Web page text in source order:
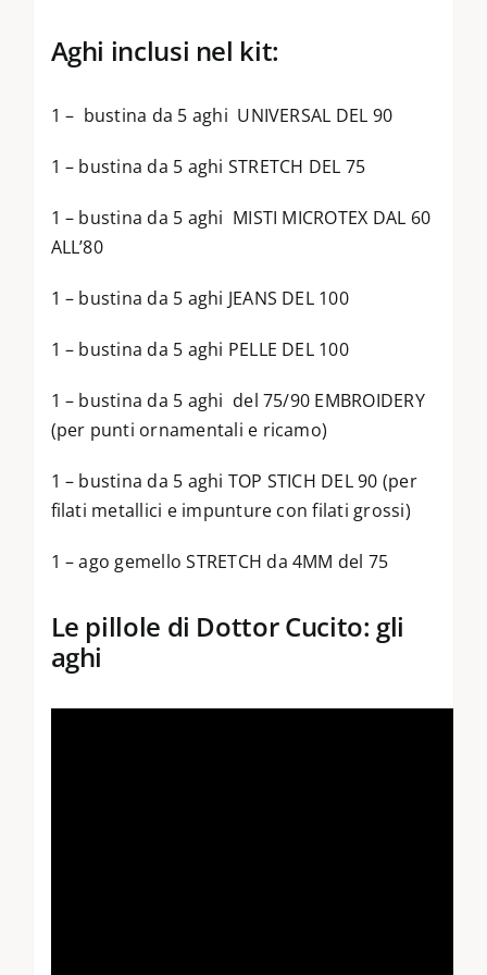
Aghi inclusi nel kit:
1 – bustina da 5 aghi UNIVERSAL DEL 90
1 – bustina da 5 aghi STRETCH DEL 75
1 – bustina da 5 aghi MISTI MICROTEX DAL 60
ALL’80
1 – bustina da 5 aghi JEANS DEL 100
1 – bustina da 5 aghi PELLE DEL 100
1 – bustina da 5 aghi del 75/90 EMBROIDERY
(per punti ornamentali e ricamo)
1 – bustina da 5 aghi TOP STICH DEL 90 (per
filati metallici e impunture con filati grossi)
1 – ago gemello STRETCH da 4MM del 75
Le pillole di Dottor Cucito: gli
aghi